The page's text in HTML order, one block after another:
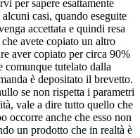
per sapere esattamente
casi, quando eseguite
accettata e quindi resa
avete copiato un altro
aver copiato per circa 90%
tutelato dalla
è depositato il brevetto.
se non rispetta i parametri
vale a dire tutto quello che
occorre anche che esso non
un prodotto che in realtà è